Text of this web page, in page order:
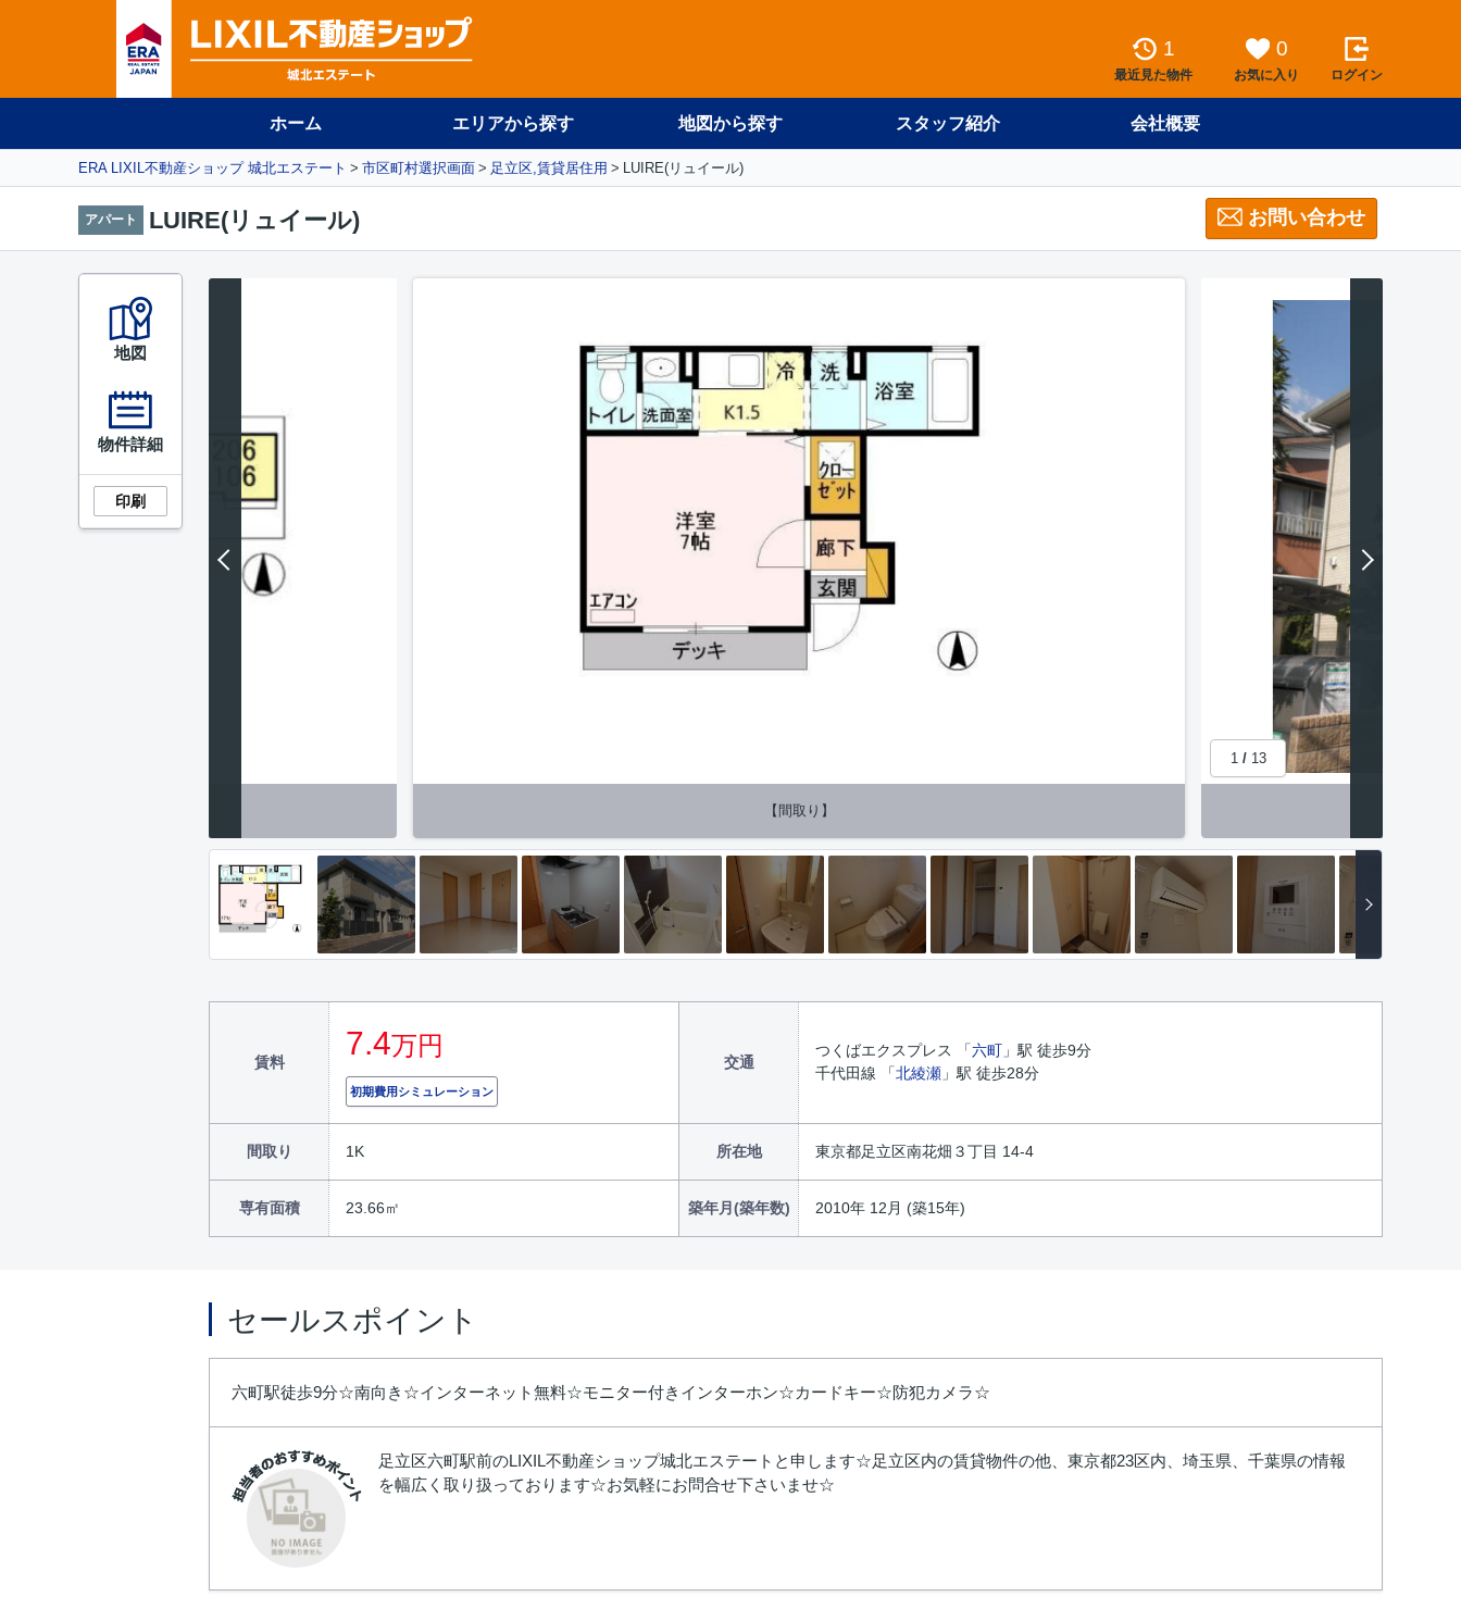
1
最近見た物件
0
お気に入り ログイン
ホーム エリアから探す 地図から探す スタッフ紹介 会社概要
ERA LIXIL不動産ショップ 城北エステート 市区町村選択画面 足立区,賃貸居住用 LUIRE(リュイール)
アパート LUIRE(リュイール) お問い合わせ
1/ 13
【間取り】
賃料
7.4万円
初期費用シミュレーション
交通
つくばエクスプレス 「六町 」駅 徒歩9分
千代田線 「北綾瀬 」駅 徒歩28分
間取り 1K 所在地 東京都足立区南花畑３丁目 14-4
専有面積 23.66㎡ 築年月(築年数) 2010年 12月 (築15年)
地図
物件詳細
印刷
セールスポイント
六町駅徒歩9分☆南向き☆インターネット無料☆モニター付きインターホン☆カードキー☆防犯カメラ☆
足立区六町駅前のLIXIL不動産ショップ城北エステートと申します☆足立区内の賃貸物件の他、東京都23区内、埼玉県、千葉県の情報
を幅広く取り扱っております☆お気軽にお問合せ下さいませ☆